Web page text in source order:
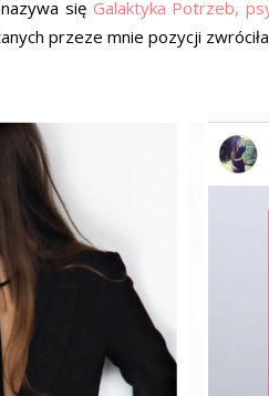
się Galaktyka Potrzeb,
przeze mnie pozycji